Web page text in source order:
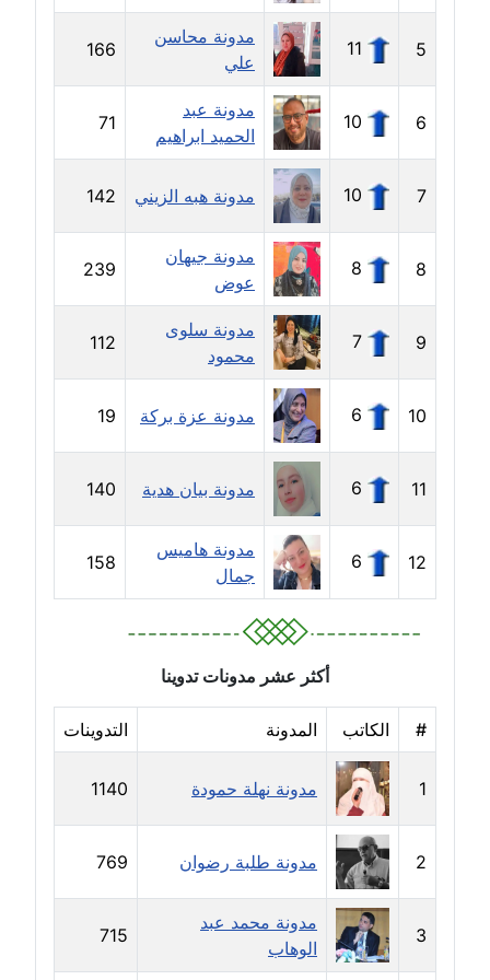
مدونة حاتم سلامة
مدونة حجازي يونس
عاملة
مدونة حسن رجب
عاملة
مدونة حسن غريب
معلق
مدونة حسن محي الدين
متوفي
مدونة حسين العلي
عاملة
مدونة حسين درمشاكي
مدونة حلا عادل
عاملة
مدونة حنان صلاح الدين
عاملة
مدونة حنان طنطاوي
عاملة
مدونة حنين الفلسطينية
5
11
مدونة محاسن
علي
166
6
10
مدونة عبد
الحميد ابراهيم
71
7
10 مدونة هبه الزيني 142
8
8
مدونة جيهان
عوض
239
9
7
مدونة سلوى
محمود
112
10
6 مدونة عزة بركة 19
11
6 مدونة بيان هدية 140
12
6
مدونة هاميس
جمال
158
أكثر عشر مدونات تدوينا
# الكاتب المدونة التدوينات
1 مدونة نهلة حمودة 1140
2 مدونة طلبة رضوان 769
3
مدونة محمد عبد
الوهاب
715